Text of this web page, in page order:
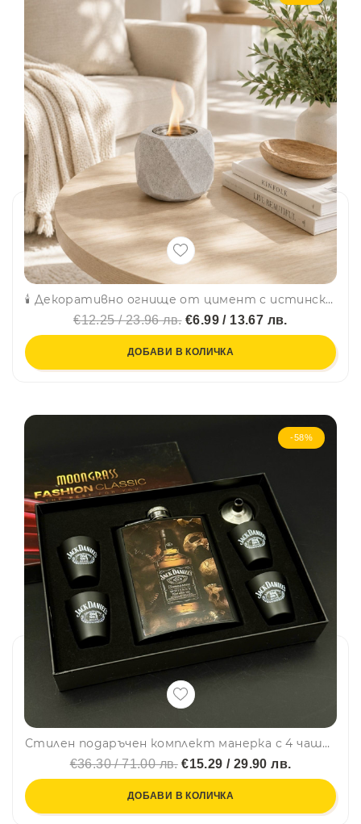
🕯️ Декоративно огнище от цимент с истински пламък, на биоетанол, 13 × 13 × 10 см
€12.25 / 23.96 лв.€6.99 / 13.67 лв.
ДОБАВИ В КОЛИЧКА
-58%
Стилен подаръчен комплект манерка с 4 чашки и фуния Jack Daniels Old No.7 Brand с черепи – DJH1803
€36.30 / 71.00 лв.€15.29 / 29.90 лв.
ДОБАВИ В КОЛИЧКА